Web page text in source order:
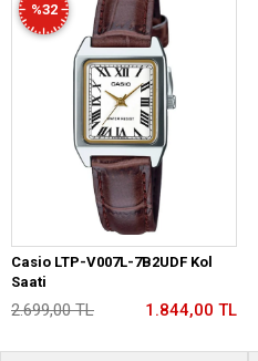
%32
Casio LTP-V007L-7B2UDF Kol
Saati
2.699,00 TL 1.844,00 TL